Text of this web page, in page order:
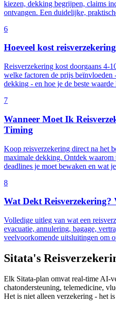
kiezen, dekking begrijpen, claims
ontvangen. Een duidelijke,
6
Hoeveel kost
Reisverzekering kost doorgaans 4-
welke factoren de prijs beïnvloeden
dekking - en hoe je de beste
7
Wanneer Moet Ik
Timing
Koop reisverzekering direct na het
maximale dekking. Ontdek
deadlines je moet bewaken en wat
8
Wat Dekt Reisverzekering?
Volledige uitleg van wat een
evacuatie, annulering, bagage,
veelvoorkomende uitsluitingen om
Sitata's
Elk Sitata-plan omvat real-time AI-
chatondersteuning, telemedicine,
Het is niet alleen verzekering - het